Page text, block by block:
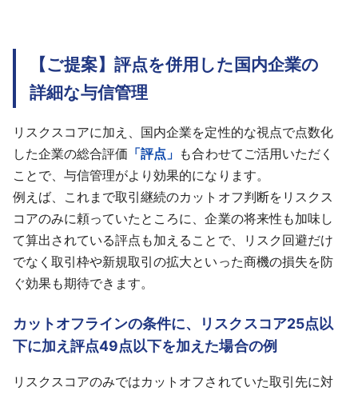
【ご提案】評点を併用した国内企業の
詳細な与信管理
リスクスコアに加え、国内企業を定性的な視点で点数化
した企業の総合評価 「評点」 も合わせてご活用いただく
ことで、与信管理がより効果的になります。
例えば、これまで取引継続のカットオフ判断をリスクス
コアのみに頼っていたところに、企業の将来性も加味し
て算出されている評点も加えることで、リスク回避だけ
でなく取引枠や新規取引の拡大といった商機の損失を防
ぐ効果も期待できます。
カットオフラインの条件に、リスクスコア25点以
下に加え評点49点以下を加えた場合の例
リスクスコアのみではカットオフされていた取引先に対